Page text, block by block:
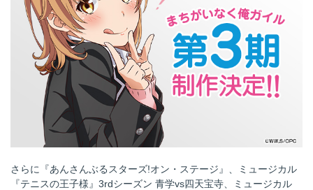
さらに『あんさんぶるスターズ!オン・ステージ』、ミュージカル
『テニスの王子様』3rdシーズン 青学vs四天宝寺、ミュージカル